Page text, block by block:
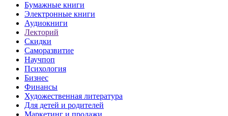
Бумажные книги
Электронные книги
Аудиокниги
Лекторий
Скидки
Саморазвитие
Научпоп
Психология
Бизнес
Финансы
Художественная литература
Для детей и родителей